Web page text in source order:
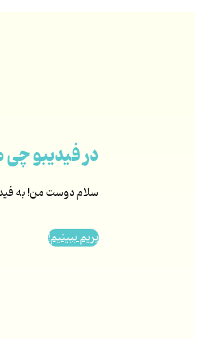
در فیدیبو چی
سلام دوست من! به
بریم ببینیم!